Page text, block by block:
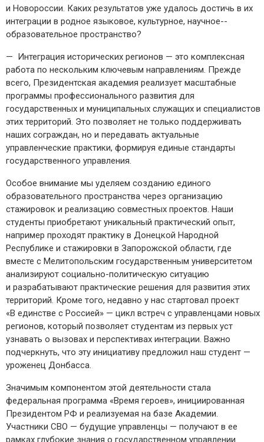
и Новороссии. Каких результатов уже удалось достичь в их
интеграции в родное языковое, культурное, научное-­
образовательное пространство?
— Интеграция исторических регионов — ​это комплексная
работа по нескольким ключевым направлениям. Прежде
всего, Президентская академия реализует масштабные
программы профессионального развития для
государственных и муниципальных служащих и специалистов
этих территорий. Это позволяет не только поддерживать
наших сограждан, но и передавать актуальные
управленческие практики, формируя единые стандарты
государственного управления.
Особое внимание мы уделяем созданию единого
образовательного пространства через организацию
стажировок и реализацию совместных проектов. Наши
студенты приобретают уникальный практический опыт,
например проходят практику в Донецкой Народной
Республике и стажировки в Запорожской области, где
вместе с Мелитопольским государственным университетом
анализируют социально-­политическую ситуацию
и разрабатывают практические решения для развития этих
территорий. Кроме того, недавно у нас стартовал проект
«В единстве с Россией» — ​цикл встреч с управленцами новых
регионов, который позволяет студентам из первых уст
узнавать о вызовах и перспективах интеграции. Важно
подчеркнуть, что эту инициативу предложил наш студент — ​
уроженец Донбасса.
Значимым компонентом этой деятельности стала
федеральная программа «Время героев», инициированная
Президентом РФ и реализуемая на базе Академии.
Участники СВО — ​будущие управленцы — ​получают в ее